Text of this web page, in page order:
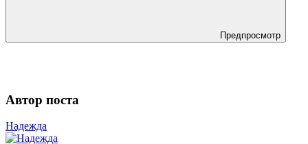
Предпросмотр
Автор поста
Надежда